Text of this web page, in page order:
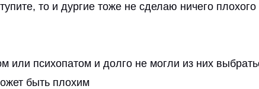
то и дургие тоже не сделаю ничего плохого
психопатом и долго не могли из них
быть плохим